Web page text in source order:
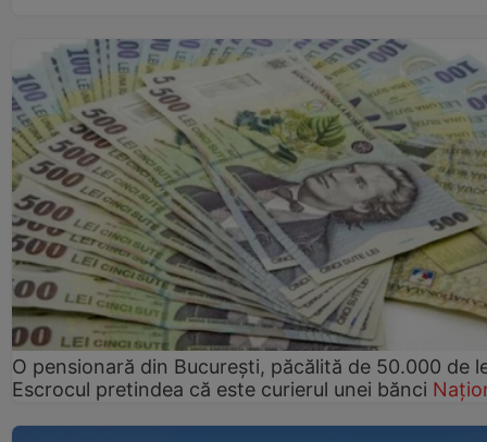
O pensionară din București, păcălită de 50.000 de
Escrocul pretindea că este curierul unei bănci